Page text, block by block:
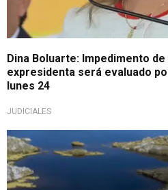
Dina Boluarte: Impedimento
expresidenta será evaluado
lunes 24
JUDICIALES
Imputación por negociación